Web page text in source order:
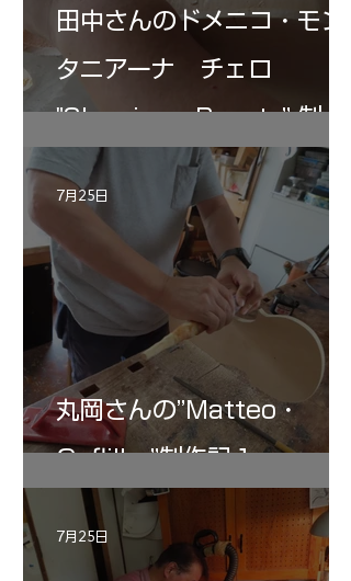
田中さんのドメニコ・モン
タニアーナ チェロ
"Sleeping・Beauty” 制作
記 30
丸岡さんの”Matteo・
Gofliller”制作記１
7月25日
7月25日